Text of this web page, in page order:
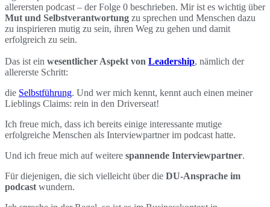
allerersten podcast – der Folge 0 beschrieben. Mir ist es wichtig über
Mut und Selbstverantwortung zu sprechen und Menschen dazu
zu inspirieren mutig zu sein, ihren Weg zu gehen und damit
erfolgreich zu sein.
Das ist ein wesentlicher Aspekt von Leadership, nämlich der
allererste Schritt:
die Selbstführung. Und wer mich kennt, kennt auch einen meiner
Lieblings Claims: rein in den Driverseat!
Ich freue mich, dass ich bereits einige interessante mutige
erfolgreiche Menschen als Interviewpartner im podcast hatte.
Und ich freue mich auf weitere spannende Interviewpartner.
Für diejenigen, die sich vielleicht über die DU-Ansprache im
podcast wundern.